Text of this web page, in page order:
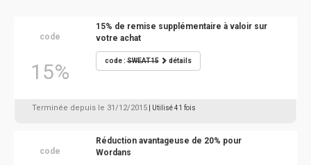
code
15%
15% de remise supplémentaire à valoir sur
votre achat
code :SWEAT15 détails
Terminée depuis le 31/12/2015 | Utilisé 41 fois
code
Réduction avantageuse de 20% pour
Wordans